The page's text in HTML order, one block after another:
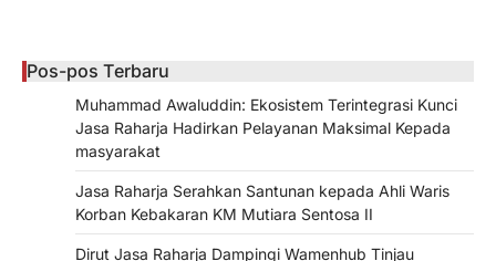
Pos-pos Terbaru
Muhammad Awaluddin: Ekosistem Terintegrasi Kunci
Jasa Raharja Hadirkan Pelayanan Maksimal Kepada
masyarakat
Jasa Raharja Serahkan Santunan kepada Ahli Waris
Korban Kebakaran KM Mutiara Sentosa II
Dirut Jasa Raharja Dampingi Wamenhub Tinjau